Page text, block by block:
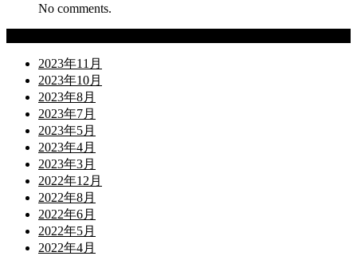
No comments.
2023年11月
2023年10月
2023年8月
2023年7月
2023年5月
2023年4月
2023年3月
2022年12月
2022年8月
2022年6月
2022年5月
2022年4月